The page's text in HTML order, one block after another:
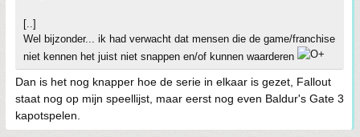
[..]
Wel bijzonder... ik had verwacht dat mensen die de game/franchise
niet kennen het juist niet snappen en/of kunnen waarderen
Dan is het nog knapper hoe de serie in elkaar is gezet, Fallout
staat nog op mijn speellijst, maar eerst nog even Baldur's Gate 3
kapotspelen.